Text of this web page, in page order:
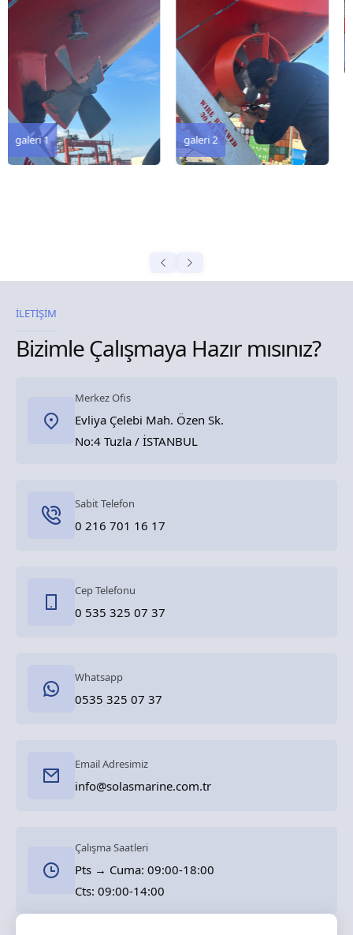
galeri 2
galeri 3
İLETİŞİM
Bizimle Çalışmaya Hazır mısınız?
Merkez Ofis
Evliya Çelebi Mah. Özen Sk.
No:4 Tuzla / İSTANBUL
Sabit Telefon
0 216 701 16 17
Cep Telefonu
0 535 325 07 37
Whatsapp
0535 325 07 37
Email Adresimiz
info@solasmarine.com.tr
Çalışma Saatleri
Pts → Cuma: 09:00-18:00
Cts: 09:00-14:00